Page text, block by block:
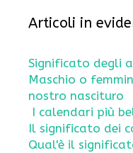
Articoli in
Significato degli
Maschio o
nostro nascituro
I calendari più
Il significato dei
Qual'è il